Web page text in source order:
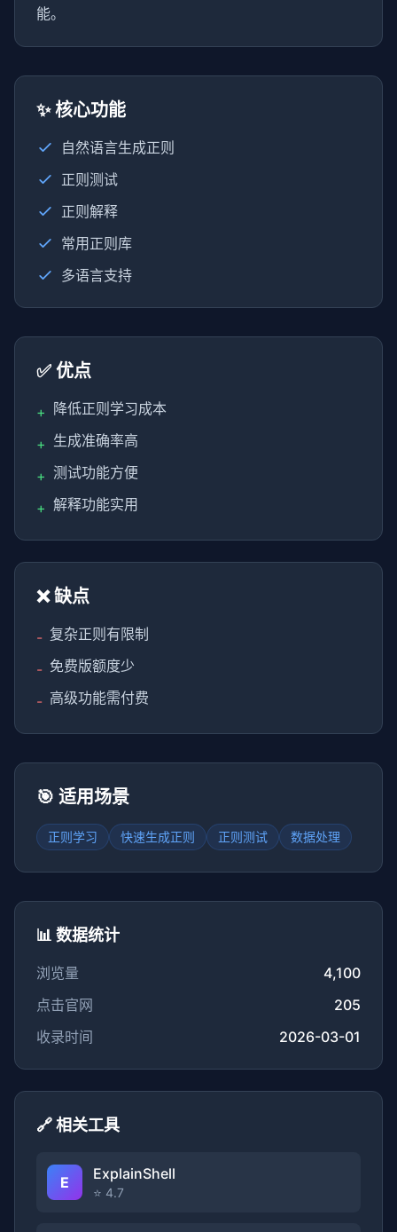
能。
✨ 核心功能
自然语言生成正则
正则测试
正则解释
常用正则库
多语言支持
✅ 优点
+ 降低正则学习成本
+ 生成准确率高
+ 测试功能方便
+ 解释功能实用
❌ 缺点
- 复杂正则有限制
- 免费版额度少
- 高级功能需付费
🎯 适用场景
正则学习 快速生成正则 正则测试 数据处理
📊 数据统计
浏览量
4,100
点击官网
205
收录时间
2026-03-01
🔗 相关工具
E ExplainShell
⭐ 4.7